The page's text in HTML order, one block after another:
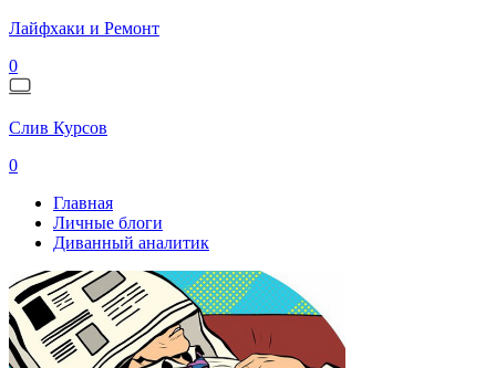
Лайфхаки и Ремонт
0
Слив Курсов
0
Главная
Личные блоги
Диванный аналитик